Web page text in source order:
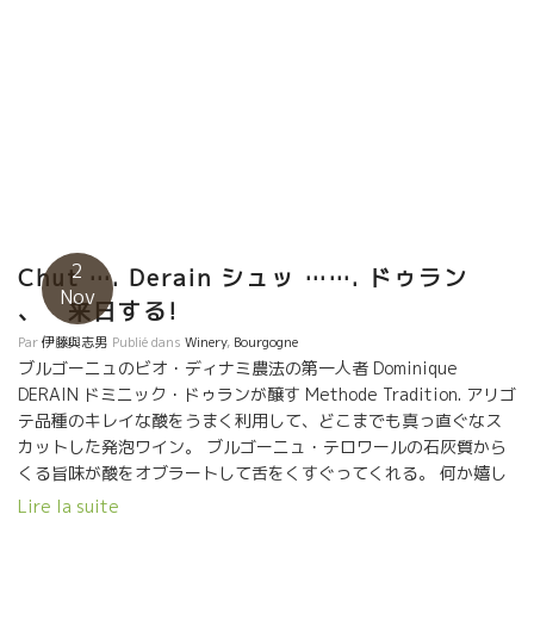
2
Nov
Chut …. Derain シュッ ……. ドゥラン
、 来日する!
Par伊藤與志男 Publié dans Winery, Bourgogne
ブルゴーニュのビオ・ディナミ農法の第一人者 Dominique
DERAIN ドミニック・ドゥランが醸す Methode Tradition. アリゴ
テ品種のキレイな酸をうまく利用して、どこまでも真っ直ぐなス
カットした発泡ワイン。 ブルゴーニュ・テロワールの石灰質から
くる旨味が酸をオブラートして舌をくすぐってくれる。 何か嬉し
い事があった時は、喜びが２倍増！！ 悲しいことがあったり、悔
Lire la suite